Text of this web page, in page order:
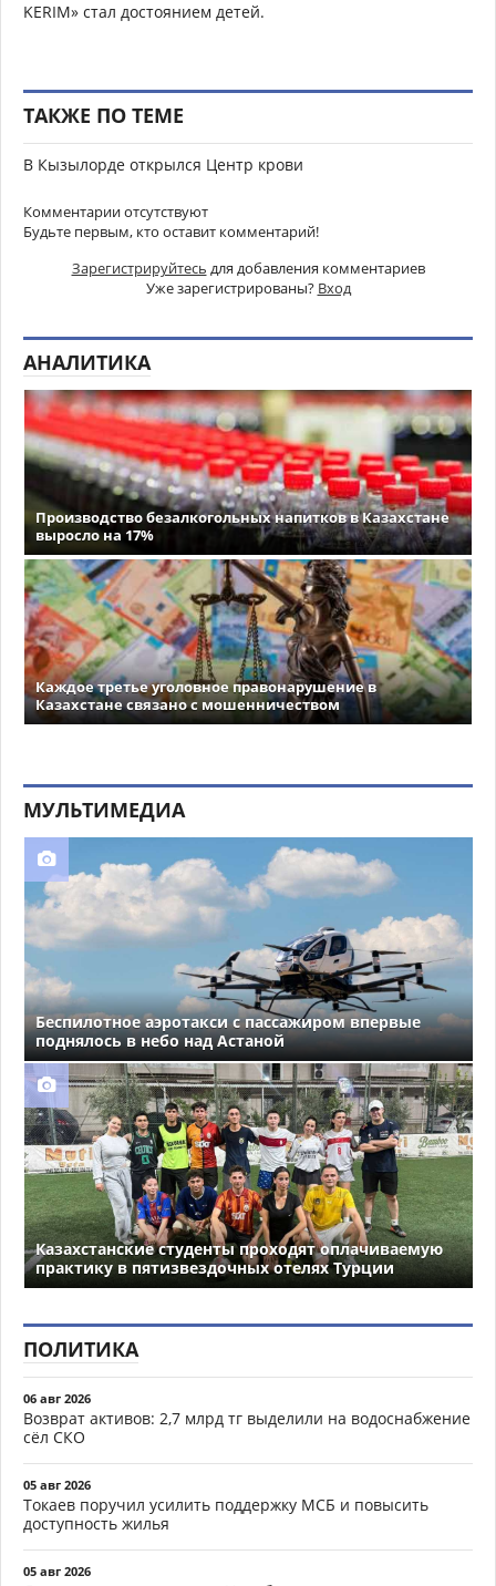
KERIM» стал достоянием детей.
ТАКЖЕ ПО ТЕМЕ
В Кызылорде открылся Центр крови
Комментарии отсутствуют
Будьте первым, кто оставит комментарий!
Зарегистрируйтесь для добавления комментариев
Уже зарегистрированы? Вход
АНАЛИТИКА
Производство безалкогольных напитков в Казахстане
выросло на 17%
Каждое третье уголовное правонарушение в
Казахстане связано с мошенничеством
МУЛЬТИМЕДИА
Беспилотное аэротакси с пассажиром впервые
поднялось в небо над Астаной
Казахстанские студенты проходят оплачиваемую
практику в пятизвездочных отелях Турции
ПОЛИТИКА
06 авг 2026
Возврат активов: 2,7 млрд тг выделили на водоснабжение
сёл СКО
05 авг 2026
Токаев поручил усилить поддержку МСБ и повысить
доступность жилья
05 авг 2026